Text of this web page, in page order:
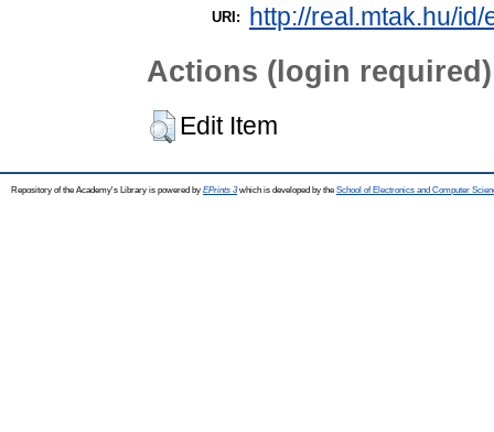
URI: http://real.mtak.hu/
Actions (login required)
Edit Item
Repository of the Academy's Library is powered by EPrints 3which is developed by the School of Electronics and Computer